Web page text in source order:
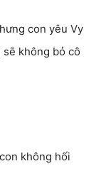
con yêu Vy
không bỏ cô
không hối